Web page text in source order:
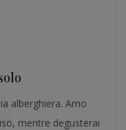
alberghiera. Amo
mentre degusterai